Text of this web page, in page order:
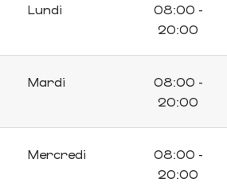
Lundi
08:00 -
20:00
Mardi
08:00 -
20:00
Mercredi
08:00 -
20:00